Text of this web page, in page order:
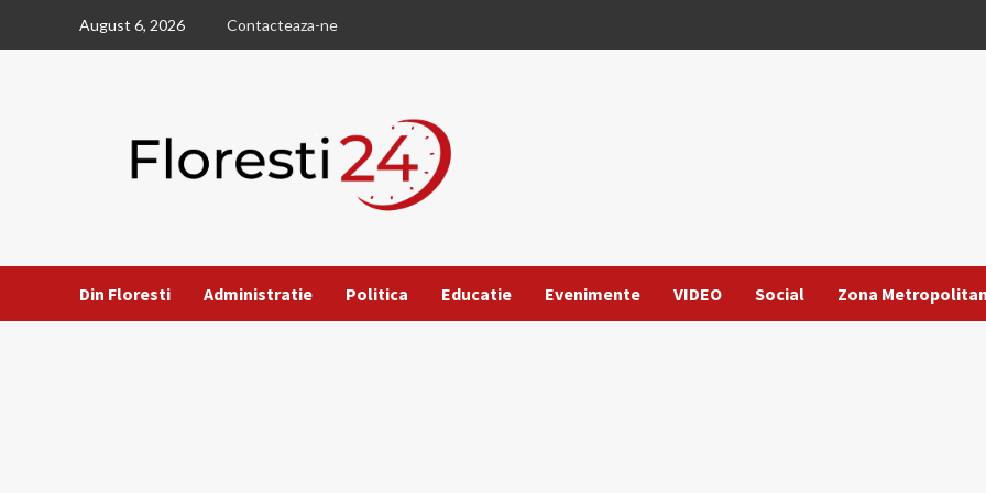
August 6, 2026 Contacteaza-ne
Din Floresti Administratie Politica Educatie Evenimente VIDEO Social Zona